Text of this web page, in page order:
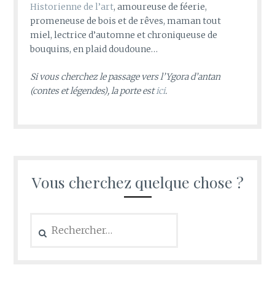
Historienne de l’art, amoureuse de féerie,
promeneuse de bois et de rêves, maman tout
miel, lectrice d’automne et chroniqueuse de
bouquins, en plaid doudoune…
Si vous cherchez le passage vers l’Ygora d’antan
(contes et légendes), la porte estici.
Vous cherchez quelque chose ?